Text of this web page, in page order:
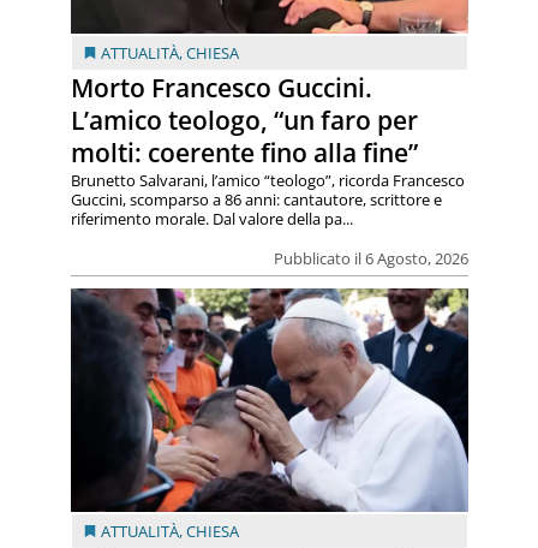
ATTUALITÀ,CHIESA
Morto Francesco Guccini.
L’amico teologo, “un faro per
molti: coerente fino alla fine”
Pubblicato il 6 Agosto, 2026
Brunetto Salvarani, l’amico “teologo”, ricorda Francesco
Guccini, scomparso a 86 anni: cantautore, scrittore e
riferimento morale. Dal valore della pa...
ATTUALITÀ,CHIESA